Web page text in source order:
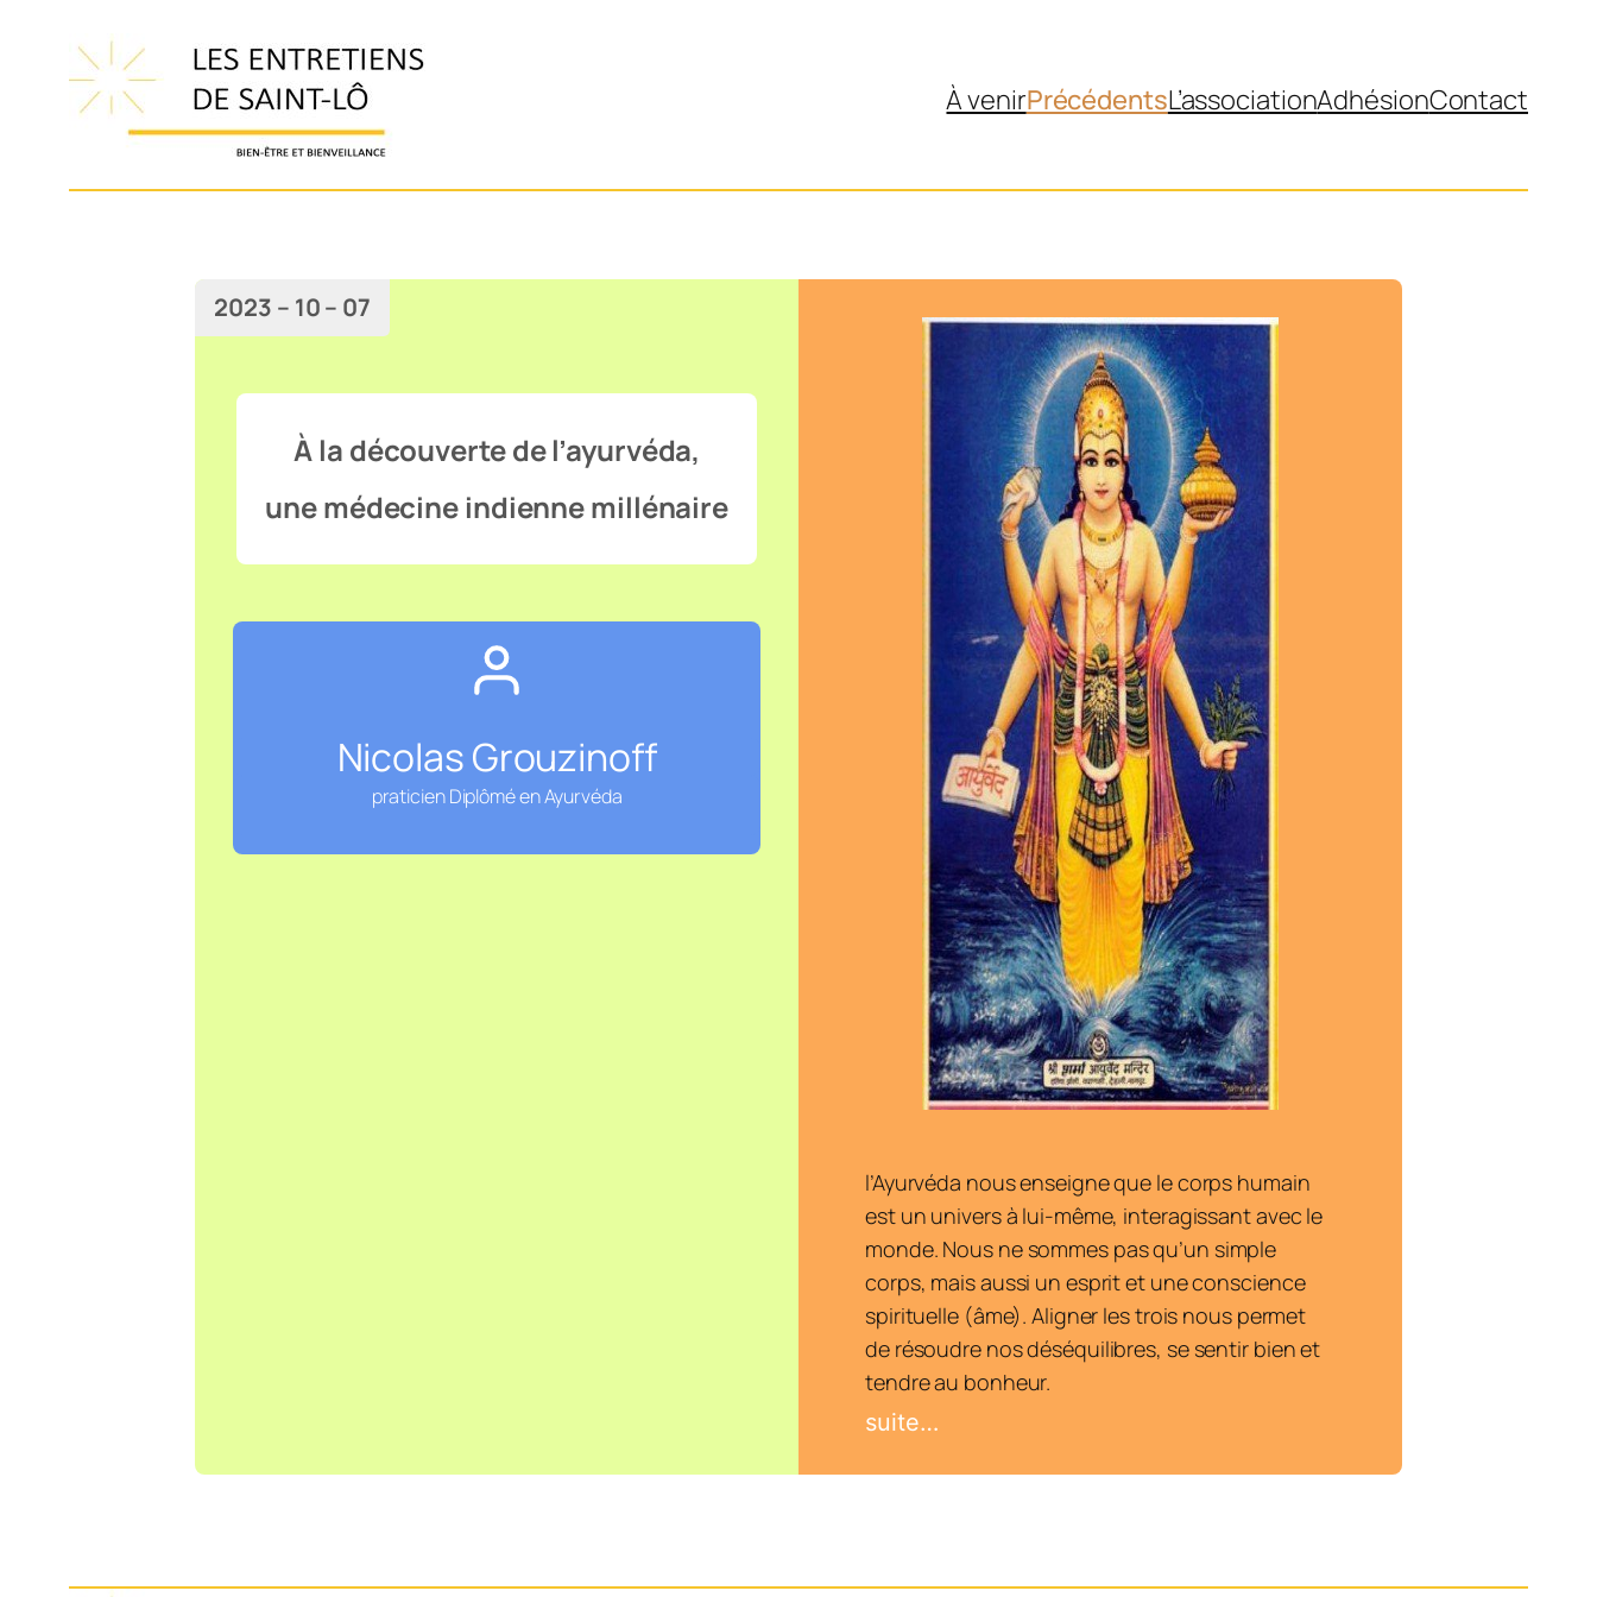
contenu
À venirPrécédentsL’associationAdhésionContact
2023 – 10 – 07
À la découverte de l’ayurvéda,
une médecine indienne millénaire
Nicolas Grouzinoff
praticien Diplômé en Ayurvéda
l’Ayurvéda nous enseigne que le corps humain
est un univers à lui-même, interagissant avec le
monde. Nous ne sommes pas qu’un simple
corps, mais aussi un esprit et une conscience
spirituelle (âme). Aligner les trois nous permet
de résoudre nos déséquilibres, se sentir bien et
tendre au bonheur.
suite…